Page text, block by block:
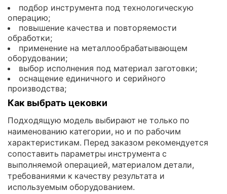
подбор инструмента под технологическую
операцию;
повышение качества и повторяемости
обработки;
применение на металлообрабатывающем
оборудовании;
выбор исполнения под материал заготовки;
оснащение единичного и серийного
производства;
Как выбрать цековки
Подходящую модель выбирают не только по
наименованию категории, но и по рабочим
характеристикам. Перед заказом рекомендуется
сопоставить параметры инструмента с
выполняемой операцией, материалом детали,
требованиями к качеству результата и
используемым оборудованием.